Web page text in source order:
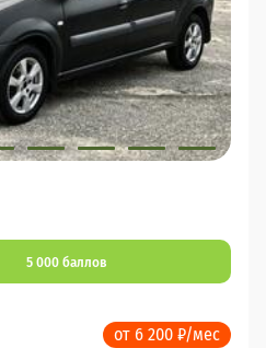
5 000 баллов
от 6 200 ₽/мес